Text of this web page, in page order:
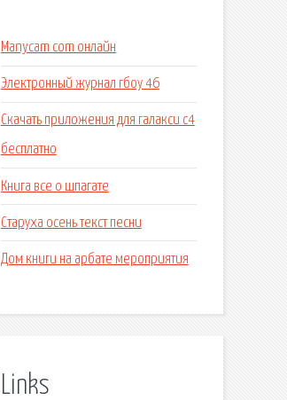
Manycam com онлайн
Электронный журнал гбоу 46
Скачать приложения для галакси с4
бесплатно
Книга все о шпагате
Старуха осень текст песни
Дом книги на арбате мероприятия
Links